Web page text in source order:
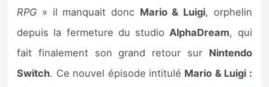
RPG » il manquait donc Mario & Luigi, orphelin
depuis la fermeture du studioAlphaDream, qui
fait finalement son grand retour sur Nintendo
Switch. Ce nouvel épisode intitulé Mario & Luigi :